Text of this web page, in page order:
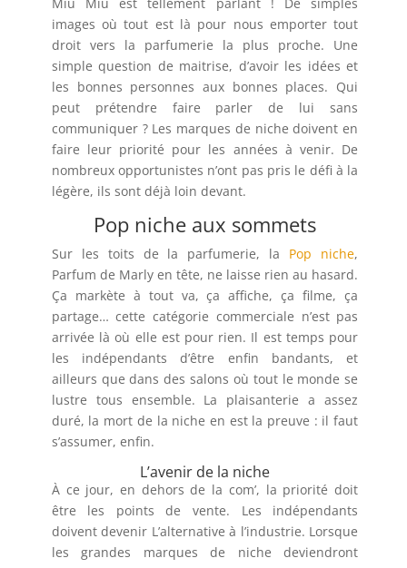
images où tout est là pour nous emporter tout
droit vers la parfumerie la plus proche. Une
simple question de maitrise, d’avoir les idées et
les bonnes personnes aux bonnes places. Qui
peut prétendre faire parler de lui sans
communiquer ? Les marques de niche doivent en
faire leur priorité pour les années à venir. De
nombreux opportunistes n’ont pas pris le défi à la
légère, ils sont déjà loin devant.
Pop niche aux sommets
Sur les toits de la parfumerie, la Pop niche,
Parfum de Marly en tête, ne laisse rien au hasard.
Ça markète à tout va, ça affiche, ça filme, ça
partage… cette catégorie commerciale n’est pas
arrivée là où elle est pour rien. Il est temps pour
les indépendants d’être enfin bandants, et
ailleurs que dans des salons où tout le monde se
lustre tous ensemble. La plaisanterie a assez
duré, la mort de la niche en est la preuve : il faut
s’assumer, enfin.
L’avenir de la niche
À ce jour, en dehors de la com’, la priorité doit
être les points de vente. Les indépendants
doivent devenir L’alternative à l’industrie. Lorsque
les grandes marques de niche deviendront